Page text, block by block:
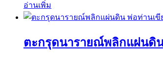
อ่านเพิ่ม
ตะกรุดนารายณ์พลิกแผ่นดิน